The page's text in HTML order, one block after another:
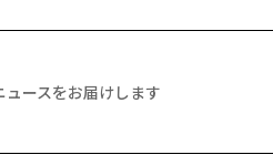
ースをお届けします